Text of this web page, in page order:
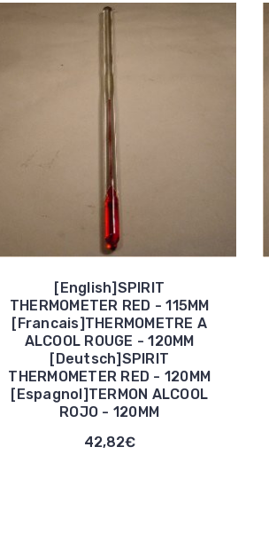
[English]SPIRIT
THERMOMETER RED - 115MM
[Francais]THERMOMETRE A
ALCOOL ROUGE - 120MM
[Deutsch]SPIRIT
THERMOMETER RED - 120MM
[Espagnol]TERMON ALCOOL
ROJO - 120MM
42,82€